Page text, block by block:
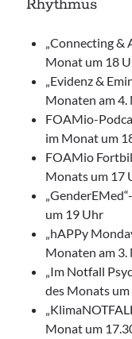
Rhythmus
„Connecting &
Monat um 18
„Evidenz &
Monaten am
FOAMio-
im Monat um
FOAMio
Monats um 17
um 19 Uhr
„hAPPy
Monaten am
„Im Notfall
des Monats
Monat um